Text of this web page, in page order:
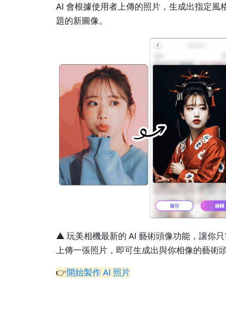
AI 會根據使用者上傳的照片，生成出指定風
題的新圖像。
▲ 玩美相機最新的 AI 藝術頭像功能，讓你
上傳一張照片，即可生成出與你相像的藝術
👉開始製作 AI 照片